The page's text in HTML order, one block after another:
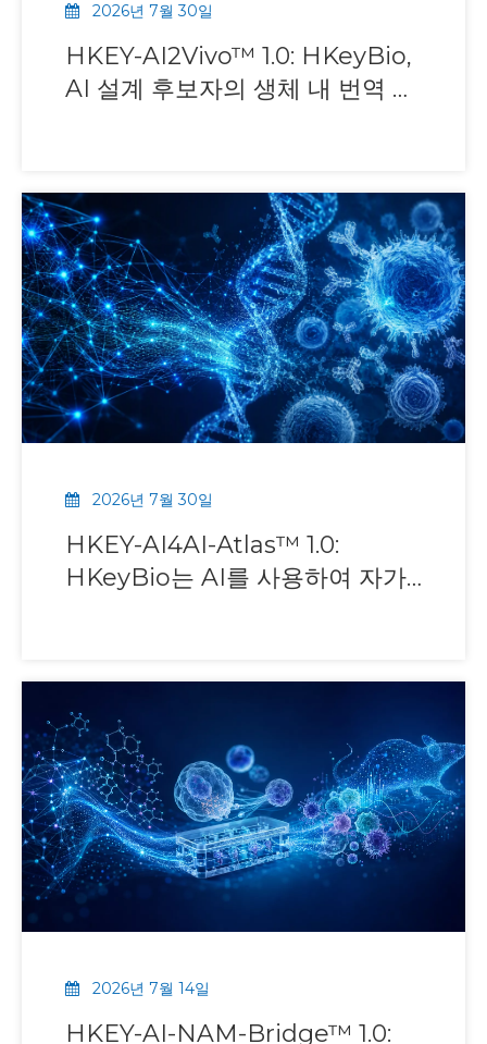
2026년 7월 30일
HKEY-AI2Vivo™ 1.0: HKeyBio,
AI 설계 후보자의 생체 내 번역 가
2026년 7월 30일
HKEY-AI4AI-Atlas™ 1.0:
HKeyBio는 AI를 사용하여 자가
2026년 7월 14일
HKEY-AI-NAM-Bridge™ 1.0: